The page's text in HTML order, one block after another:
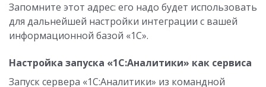
Запомните этот адрес: его надо будет использовать
для дальнейшей настройки интеграции с вашей
информационной базой «1С».
Настройка запуска «1С:Аналитики» как сервиса
Запуск сервера «1С:Аналитики» из командной